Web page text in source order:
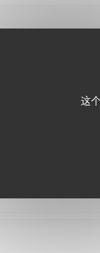
这
saveurs, avec un
car nous nous sommes